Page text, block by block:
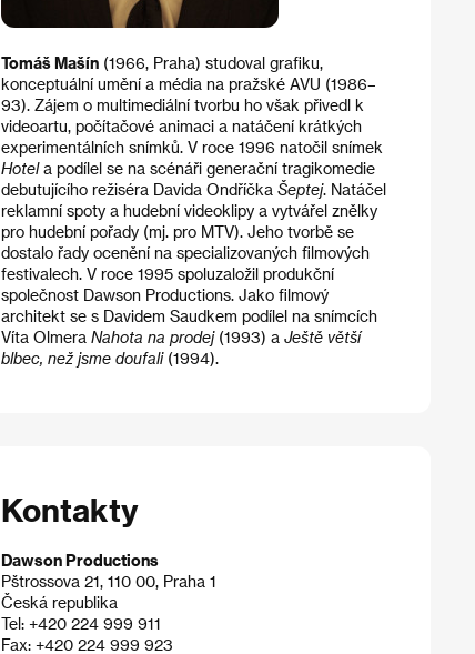
Tomáš Mašín(1966, Praha) studoval grafiku,
konceptuální umění a média na pražské AVU (1986–
93). Zájem o multimediální tvorbu ho však přivedl k
videoartu, počítačové animaci a natáčení krátkých
experimentálních snímků. V roce 1996 natočil snímek
Hotela podílel se na scénáři generační tragikomedie
debutujícího režiséra Davida Ondříčka Šeptej. Natáčel
reklamní spoty a hudební videoklipy a vytvářel znělky
pro hudební pořady (mj. pro MTV). Jeho tvorbě se
dostalo řady ocenění na specializovaných filmových
festivalech. V roce 1995 spoluzaložil produkční
společnost Dawson Productions. Jako filmový
architekt se s Davidem Saudkem podílel na snímcích
Víta Olmera Nahota na prodej(1993) a Ještě větší
blbec, než jsme doufali(1994).
Kontakty
Dawson Productions
Pštrossova 21, 110 00, Praha 1
Česká republika
Tel: +420 224 999 911
Fax: +420 224 999 923